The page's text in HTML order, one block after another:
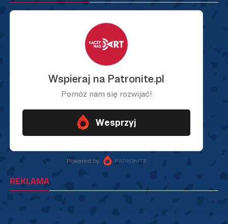
REKLAMA